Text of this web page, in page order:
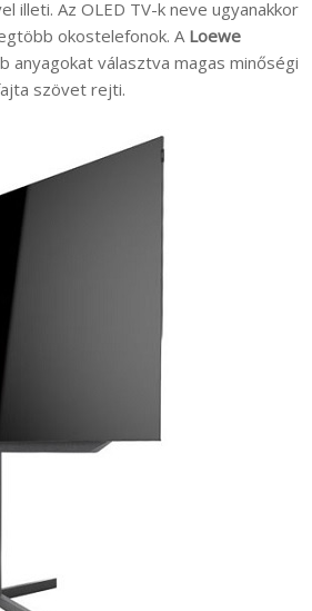
illeti. Az OLED TV-k neve ugyanakkor
okostelefonok. A Loewe
választva magas minőségi
szövet rejti.